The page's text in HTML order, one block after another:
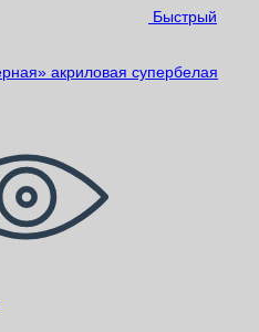
Быстрый